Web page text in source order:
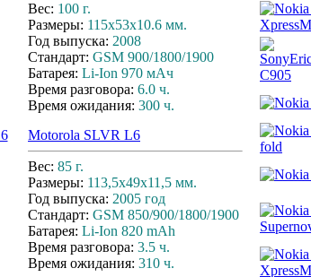
Вес: 100 г.
Размеры: 115x53x10.6 мм.
Год выпуска: 2008
Стандарт: GSM 900/1800/1900
Батарея: Li-Ion 970 мАч
Время разговора: 6.0 ч.
Время ожидания: 300 ч.
Motorola SLVR L6
Вес: 85 г.
Размеры: 113,5х49х11,5 мм.
Год выпуска: 2005 год
Стандарт: GSM 850/900/1800/1900
Батарея: Li-Ion 820 mAh
Время разговора: 3.5 ч.
Время ожидания: 310 ч.